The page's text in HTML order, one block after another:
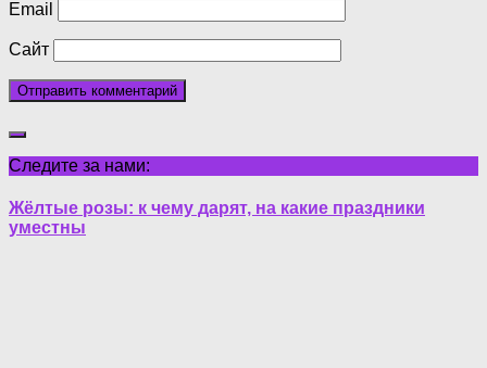
Email
Сайт
Следите за нами:
Жёлтые розы: к чему дарят, на какие праздники
уместны